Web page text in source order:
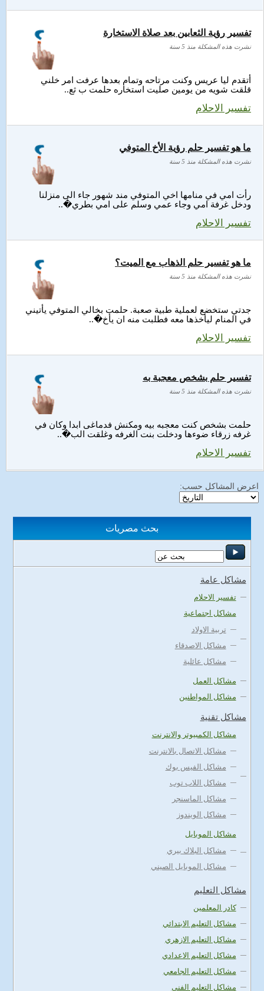
أتقدم ليا عريس وكنت مرتاحه وتمام بعدها عرفت امر خلني
قلقت شويه من يومين صليت استخاره حلمت ب ثع..
تفسير الاحلام
تفسير رؤية الثعابين بعد صلاة الاستخارة
نشرت هذه المشكلة منذ 5 سنة
رأت امي في منامها اخي المتوفي مند شهور جاء الى منزلنا
ودخل غرفة امي وجاء عمي وسلم على امي بطري�..
تفسير الاحلام
ما هو تفسير حلم رؤية الأخ المتوفي
نشرت هذه المشكلة منذ 5 سنة
جدتي ستخضع لعملية طبية صعبة. حلمت بخالي المتوفي يأتيني
في المنام ليأخذها معه فطلبت منه ان يأخ�..
تفسير الاحلام
ما هو تفسير حلم الذهاب مع الميت؟
نشرت هذه المشكلة منذ 5 سنة
حلمت بشخص كنت معجبه بيه ومكنش فدماغى ابدا وكان في
غرفه زرقاء ضوءها ودخلت بنت الغرفه وغلقت الب�..
تفسير الاحلام
تفسير حلم بشخص معجبة به
نشرت هذه المشكلة منذ 5 سنة
اعرض المشاكل حسب:
بحث مصريات
مشاكل عامة
تفسير الاحلام
مشاكل اجتماعية
تربية الاولاد
مشاكل الاصدقاء
مشاكل عائلية
مشاكل العمل
مشاكل المواطنين
مشاكل تقنية
مشاكل الكمبيوتر والانترنت
مشاكل الاتصال بالانترنت
مشاكل الفيس بوك
مشاكل اللاب توب
مشاكل الماسنجر
مشاكل الويندوز
مشاكل الموبايل
مشاكل البلاك بيري
مشاكل الموبايل الصيني
مشاكل التعليم
كادر المعلمين
مشاكل التعليم الابتدائي
مشاكل التعليم الازهري
مشاكل التعليم الاعدادي
مشاكل التعليم الجامعي
مشاكل التعليم الفني